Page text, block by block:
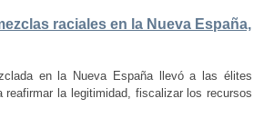
raciales en la Nueva España,
en la Nueva España llevó a las élites
la legitimidad, fiscalizar los recursos